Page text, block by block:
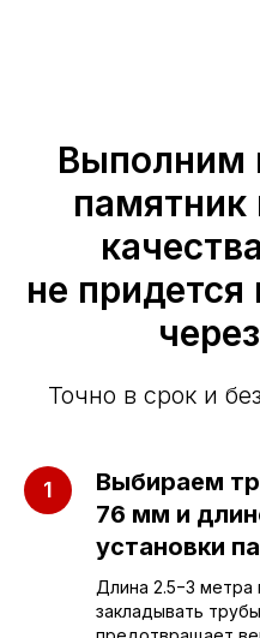
Выполним
памятник
не
Точно в срок и
Выбираем
76 мм и
установки
Длина 2.5−3 метра
закладывать